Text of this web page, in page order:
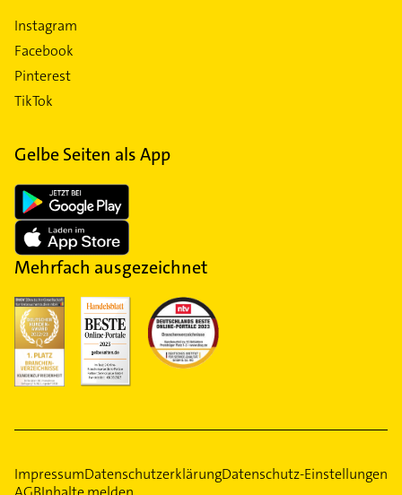
Instagram
Facebook
Pinterest
TikTok
Gelbe Seiten als App
Mehrfach ausgezeichnet
ImpressumDatenschutzerklärungDatenschutz-Einstellungen